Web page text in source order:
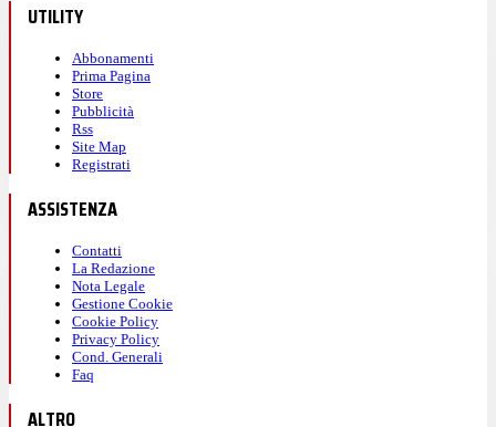
UTILITY
Abbonamenti
Prima Pagina
Store
Pubblicità
Rss
Site Map
Registrati
ASSISTENZA
Contatti
La Redazione
Nota Legale
Gestione Cookie
Cookie Policy
Privacy Policy
Cond. Generali
Faq
ALTRO